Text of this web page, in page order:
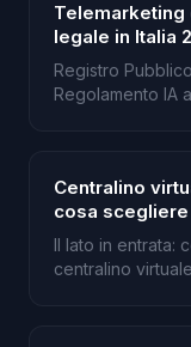
Telemarketing
legale in Italia
Registro
Regolamento IA
Centralino
cosa
Il lato in entrata:
centralino